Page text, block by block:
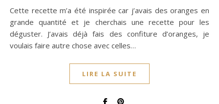
Cette recette m’a été inspirée car j’avais des oranges en
grande quantité et je cherchais une recette pour les
déguster. J’avais déjà fais des confiture d’oranges, je
voulais faire autre chose avec celles…
LIRE LA SUITE